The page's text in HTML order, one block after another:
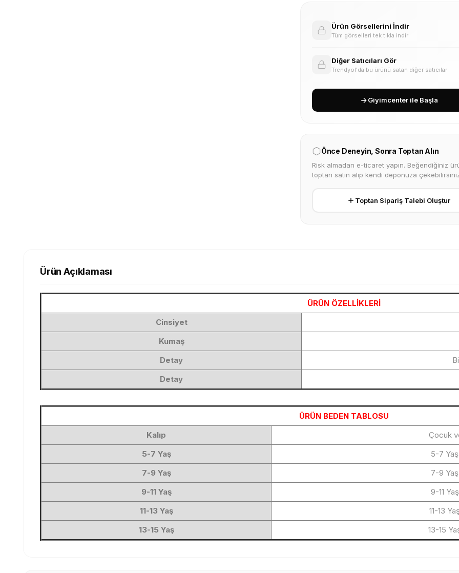
Ürün Görsellerini İndir
Tüm görselleri tek tıkla indir
Diğer Satıcıları Gör
Trendyol'da bu ürünü satan diğer satıcılar
Giyimcenter ile Başla
Önce Deneyin, Sonra Toptan Alın
Risk almadan e-ticaret yapın. Beğendiğiniz
toptan satın alıp kendi deponuza
Toptan Sipariş Talebi Oluştur
Ürün Açıklaması
ÜRÜN ÖZELLİKLERİ
Cinsiyet
Kumaş
Detay
Detay
ÜRÜN BEDEN TABLOSU
Kalıp
Çocuk
5-7 Yaş
5-7
7-9 Yaş
7-9
9-11 Yaş
9-11
11-13 Yaş
11-13
13-15 Yaş
13-15